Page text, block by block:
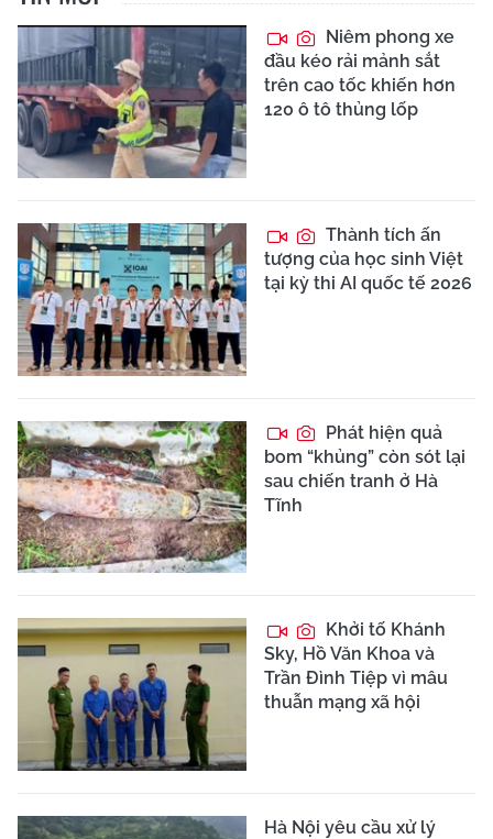
Niêm phong xe
đầu kéo rải mảnh sắt
trên cao tốc khiến hơn
120 ô tô thủng lốp
Thành tích ấn
tượng của học sinh Việt
tại kỳ thi AI quốc tế 2026
Phát hiện quả
bom “khủng” còn sót lại
sau chiến tranh ở Hà
Tĩnh
Khởi tố Khánh
Sky, Hồ Văn Khoa và
Trần Đình Tiệp vì mâu
thuẫn mạng xã hội
Hà Nội yêu cầu xử lý